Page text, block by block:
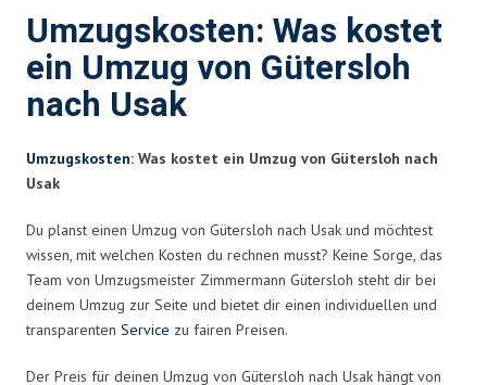
Umzugskosten: Was kostet
ein Umzug von Gütersloh
nach Usak
Umzugskosten: Was kostet ein Umzug von Gütersloh nach
Usak
Du planst einen Umzug von Gütersloh nach Usak und möchtest
wissen, mit welchen Kosten du rechnen musst? Keine Sorge, das
Team von Umzugsmeister Zimmermann Gütersloh steht dir bei
deinem Umzug zur Seite und bietet dir einen individuellen und
transparenten Service zu fairen Preisen.
Der Preis für deinen Umzug von Gütersloh nach Usak hängt von